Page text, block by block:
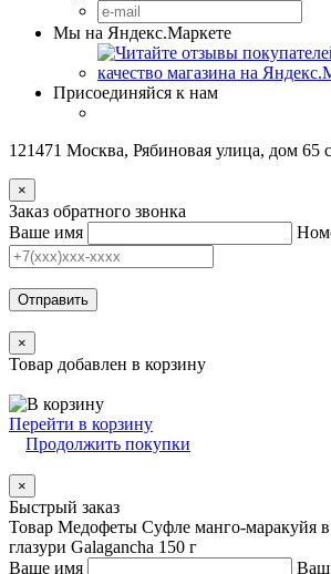
Мы на Яндекс.Маркете
Присоединяйся к нам
121471 Москва, Рябиновая улица, дом 65
×
Заказ обратного звонка
Ваше имя
Отправить
×
Товар добавлен в корзину
Перейти в корзину
Продолжить покупки
×
Быстрый заказ
Товар Медофеты Суфле манго-маракуйя
глазури Galagancha 150 г
Ваше имя
Ваш